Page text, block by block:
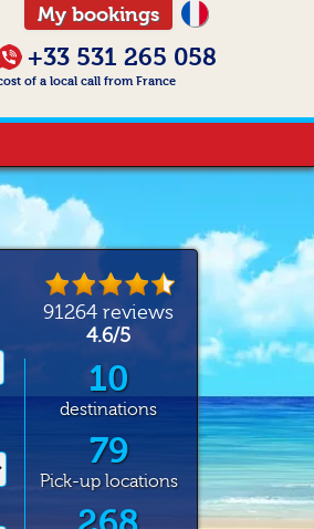
My bookings
+33 531 265 058
of a local call from France
91264 reviews
4.6/5
10
destinations
79
Pick-up locations